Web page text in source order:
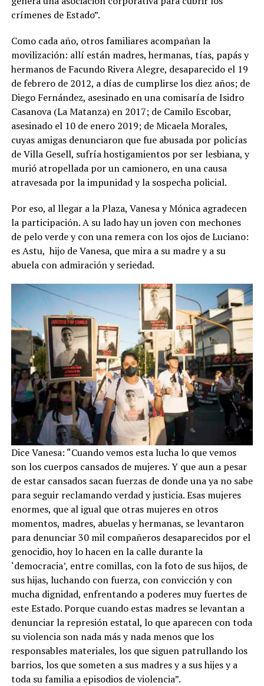
crímenes de Estado”.
Como cada año, otros familiares acompañan la
movilización: allí están madres, hermanas, tías, papás y
hermanos de Facundo Rivera Alegre, desaparecido el 19
de febrero de 2012, a días de cumplirse los diez años; de
Diego Fernández, asesinado en una comisaría de Isidro
Casanova (La Matanza) en 2017; de Camilo Escobar,
asesinado el 10 de enero 2019; de Micaela Morales,
cuyas amigas denunciaron que fue abusada por policías
de Villa Gesell, sufría hostigamientos por ser lesbiana, y
murió atropellada por un camionero, en una causa
atravesada por la impunidad y la sospecha policial.
Por eso, al llegar a la Plaza, Vanesa y Mónica agradecen
la participación. A su lado hay un joven con mechones
de pelo verde y con una remera con los ojos de Luciano:
es Astu, hijo de Vanesa, que mira a su madre y a su
abuela con admiración y seriedad.
Dice Vanesa: “Cuando vemos esta lucha lo que vemos
son los cuerpos cansados de mujeres. Y que aun a pesar
de estar cansados sacan fuerzas de donde una ya no sabe
para seguir reclamando verdad y justicia. Esas mujeres
enormes, que al igual que otras mujeres en otros
momentos, madres, abuelas y hermanas, se levantaron
para denunciar 30 mil compañeros desaparecidos por el
genocidio, hoy lo hacen en la calle durante la
‘democracia’, entre comillas, con la foto de sus hijos, de
sus hijas, luchando con fuerza, con convicción y con
mucha dignidad, enfrentando a poderes muy fuertes de
este Estado. Porque cuando estas madres se levantan a
denunciar la represión estatal, lo que aparecen con toda
su violencia son nada más y nada menos que los
responsables materiales, los que siguen patrullando los
barrios, los que someten a sus madres y a sus hijes y a
toda su familia a episodios de violencia”.